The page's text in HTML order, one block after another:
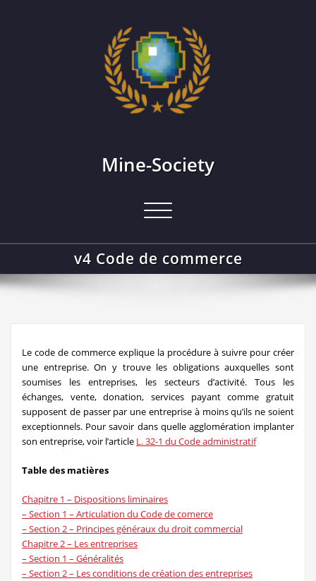
Mine-Society
Afficher/masquer
navigation
v4 Code de commerce
Le code de commerce explique la procédure à suivre pour créer
une entreprise. On y trouve les obligations auxquelles sont
soumises les entreprises, les secteurs d’activité. Tous les
échanges, vente, donation, services payant comme gratuit
supposent de passer par une entreprise à moins qu’ils ne soient
exceptionnels. Pour savoir dans quelle agglomération implanter
son entreprise, voir l’article L. 32-1 du Code administratif
Table des matières
Chapitre 1 – Dispositions liminaires
– Section 1 – Articulation du Code de comerce
– Section 2 – Principes généraux du droit commercial
Chapitre 2 – Les entreprises
– Section 1 – Généralités
– Section 2 – Les conditions de création des entreprises